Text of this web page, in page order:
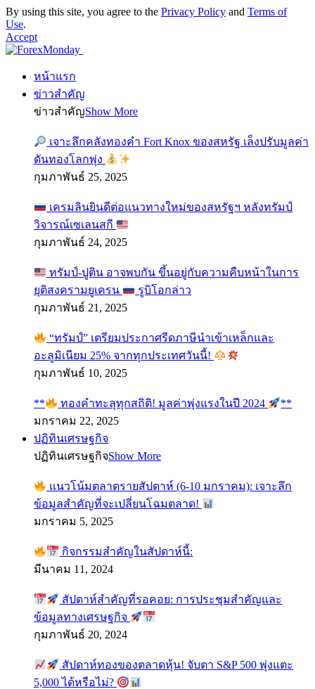
By using this site, you agree to the Privacy Policy and Terms of
Use.
Accept
หน้าแรก
ข่าวสำคัญ
ข่าวสำคัญShow More
เจาะลึกคลังทองคำ Fort Knox ของสหรัฐ เล็งปรับมูลค่า
ดันทองโลกพุ่ง
กุมภาพันธ์ 25, 2025
เครมลินยินดีต่อแนวทางใหม่ของสหรัฐฯ หลังทรัมป์
วิจารณ์เซเลนสกี
กุมภาพันธ์ 24, 2025
ทรัมป์-ปูติน อาจพบกัน ขึ้นอยู่กับความคืบหน้าในการ
ยุติสงครามยูเครน
รูบิโอกล่าว
กุมภาพันธ์ 21, 2025
“ทรัมป์” เตรียมประกาศรีดภาษีนำเข้าเหล็กและ
อะลูมิเนียม 25% จากทุกประเทศวันนี้!
กุมภาพันธ์ 10, 2025
** ทองคำทะลุทุกสถิติ! มูลค่าพุ่งแรงในปี 2024
**
มกราคม 22, 2025
ปฏิทินเศรษฐกิจ
ปฏิทินเศรษฐกิจShow More
แนวโน้มตลาดรายสัปดาห์ (6-10 มกราคม): เจาะลึก
ข้อมูลสำคัญที่จะเปลี่ยนโฉมตลาด!
มกราคม 5, 2025
กิจกรรมสำคัญในสัปดาห์นี้:
มีนาคม 11, 2024
สัปดาห์สำคัญที่รอคอย: การประชุมสำคัญและ
ข้อมูลทางเศรษฐกิจ
กุมภาพันธ์ 20, 2024
สัปดาห์ทองของตลาดหุ้น! จับตา S&P 500 พุ่งแตะ
5,000 ได้หรือไม่?